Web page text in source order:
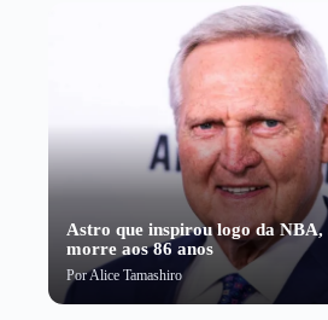
Astro que inspirou logo da
morre aos 86 anos
PorAlice Tamashiro